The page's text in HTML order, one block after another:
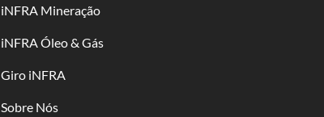
iNFRA Mineração
iNFRA Óleo & Gás
Giro iNFRA
Sobre Nós